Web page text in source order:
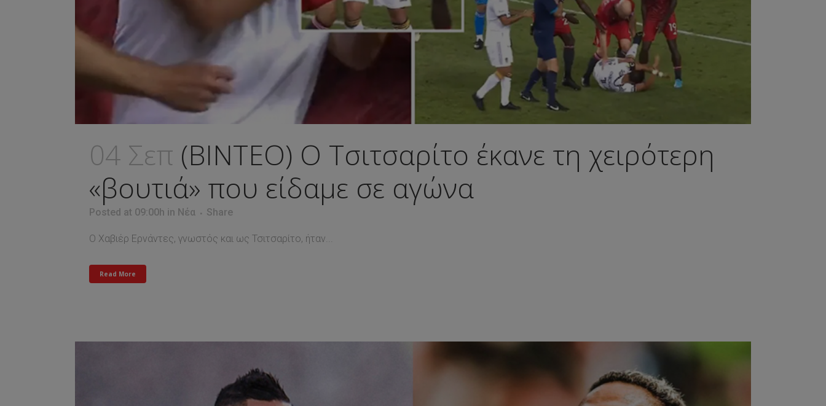
04 Σεπ (ΒΙΝΤΕΟ) Ο Τσιτσαρίτο έκανε τη χειρότερη
«βουτιά» που είδαμε σε αγώνα
Posted at 09:00h in Νέα Share
Ο Χαβιέρ Ερνάντες, γνωστός και ως Τσιτσαρίτο, ήταν...
Read More